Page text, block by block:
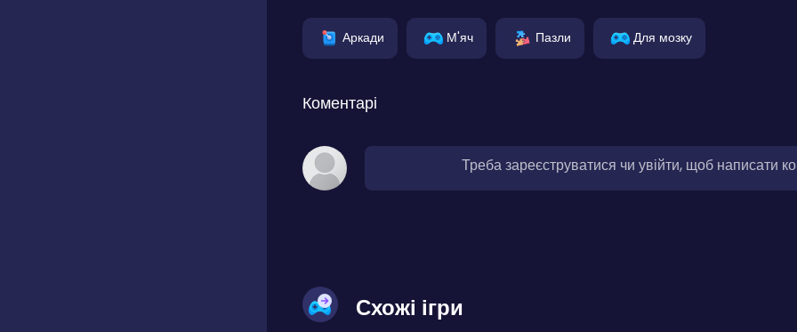
Аркади М'яч Пазли Для мозку
Коментарі
Треба зареєструватися чи увійти, щоб написати
Схожі ігри